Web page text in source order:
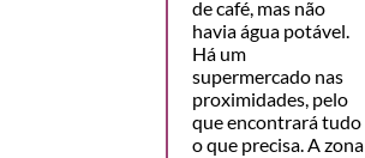
de café, mas não
havia água potável.
Há um
supermercado nas
proximidades, pelo
que encontrará tudo
o que precisa. A zona